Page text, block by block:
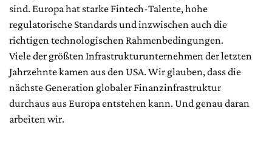
sind. Europa hat starke Fintech-Talente, hohe
regulatorische Standards und inzwischen auch die
richtigen technologischen Rahmenbedingungen.
Viele der größten Infrastrukturunternehmen der letzten
Jahrzehnte kamen aus den USA. Wir glauben, dass die
nächste Generation globaler Finanzinfrastruktur
durchaus aus Europa entstehen kann. Und genau daran
arbeiten wir.